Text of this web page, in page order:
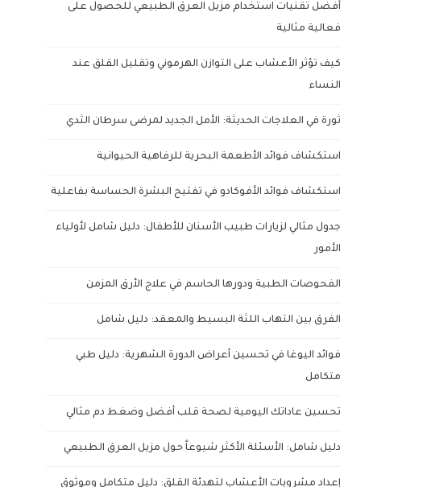
أفضل تقنيات استخدام مزيل العرق الطبيعي للحصول على
فعالية مثالية
كيف تؤثر الأعشاب على التوازن الهرموني وتقليل القلق عند
النساء
ثورة في العلاجات الحديثة: الأمل الجديد لمرضى سرطان الثدي
استكشاف فوائد الأطعمة البحرية للرفاهية الحيوانية
استكشاف فوائد الأفوكادو في تفتيح البشرة الحساسة بفاعلية
جدول مثالي لزيارات طبيب الأسنان للأطفال: دليل شامل لأولياء
الأمور
الفحوصات الطبية ودورها الحاسم في علاج الأرق المزمن
الفرق بين التهاب اللثة البسيط والمعقد: دليل شامل
فوائد اليوغا في تحسين أعراض الدورة الشهرية: دليل طبي
متكامل
تحسين عاداتك اليومية لصحة قلب أفضل وضغط دم مثالي
دليل شامل: الأسئلة الأكثر شيوعاً حول مزيل العرق الطبيعي
إعداد مشروبات الأعشاب لتهدئة القلق: دليل متكامل وموثوق